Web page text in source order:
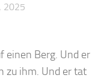
2025
einen Berg. Und er
zu ihm. Und er tat